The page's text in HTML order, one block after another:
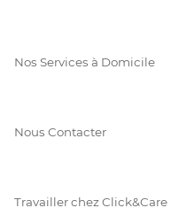
Nos Services à Domicile
Nous Contacter
Travailler chez Click&Care